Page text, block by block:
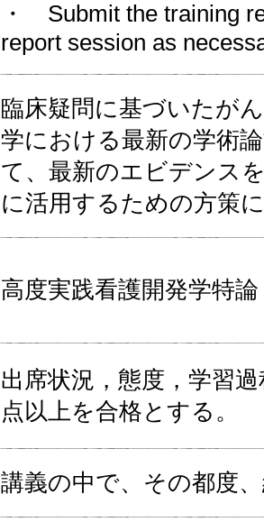
・ Submit the training
report session as
臨床疑問に基づいたが
学における最新の学術
て、最新のエビデンス
に活用するための方策
高度実践看護開発学特
出席状況，態度，学習
点以上を合格とする。
講義の中で、その都度